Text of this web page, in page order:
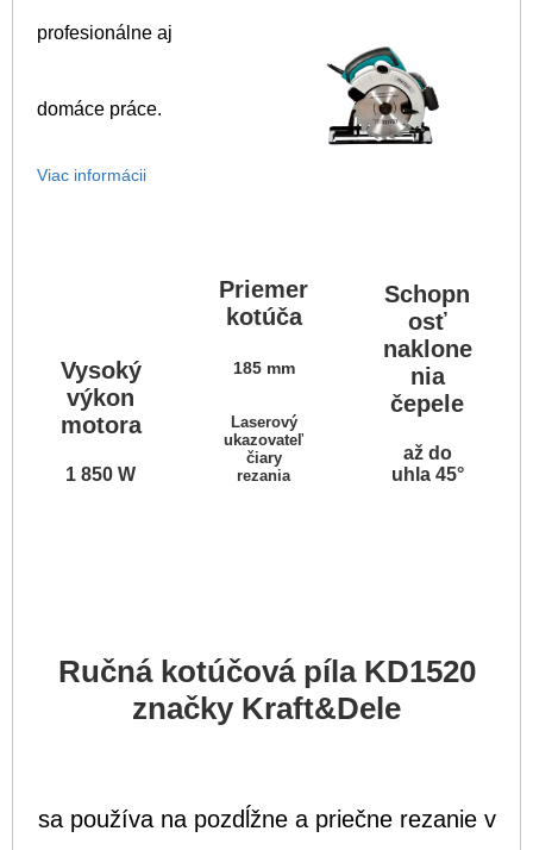
profesionálne aj
domáce práce.
Viac informácii
Vysoký
výkon
motora
1 850 W
Priemer
kotúča
185 mm
Laserový
ukazovateľ
čiary
rezania
Schopn
osť
naklone
nia
čepele
až do
uhla 45°
Ručná kotúčová píla KD1520
značky Kraft&Dele
sa používa na pozdĺžne a priečne rezanie v